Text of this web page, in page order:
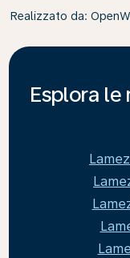
Realizzato da:
Esplora le